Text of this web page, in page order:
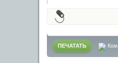
ПЕЧАТАТЬ